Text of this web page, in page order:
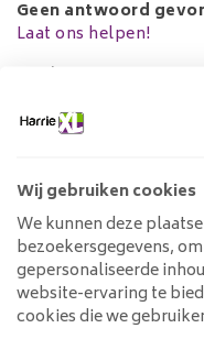
Geen antwoord
Laat ons helpen!
Reviews
Geen reviews
Help ons en andere
een review
Schrijf uw
Wij gebruiken cookies
We kunnen deze
bezoekersgegevens,
gepersonaliseerde
website-ervaring te
cookies die we